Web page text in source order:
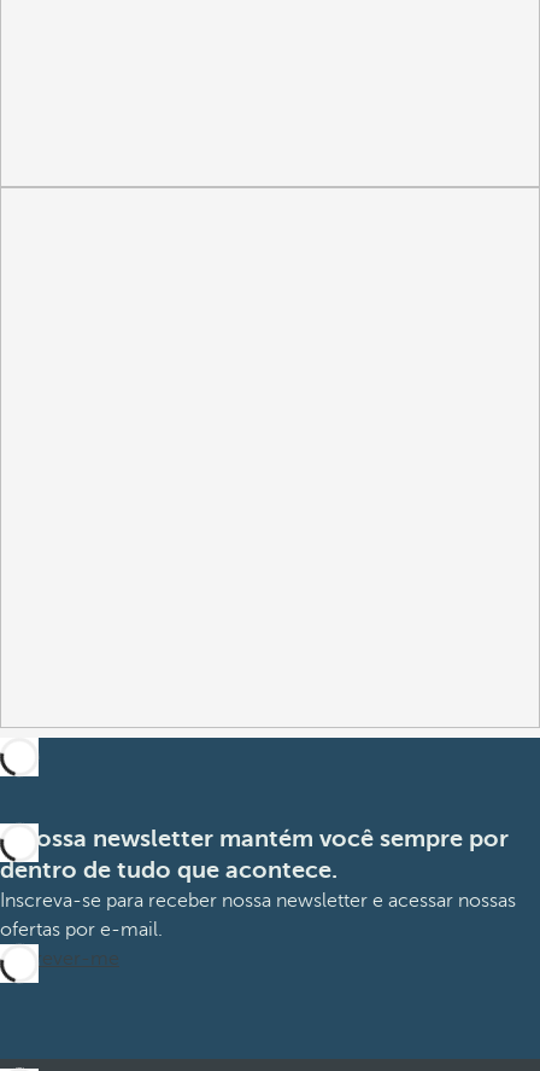
A nossa newsletter mantém você sempre por
dentro de tudo que acontece.
Inscreva-se para receber nossa newsletter e acessar nossas
ofertas por e-mail.
Inscrever-me